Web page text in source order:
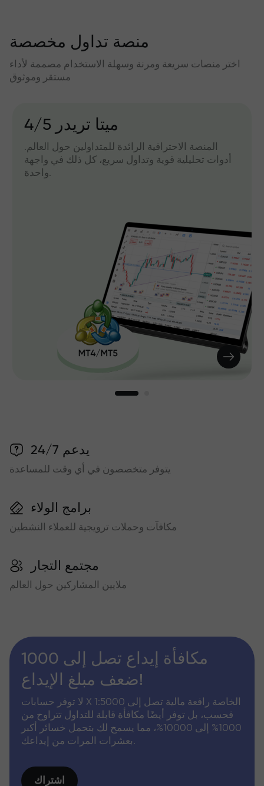
منصة تداول مخصصة
اختر منصات سريعة ومرنة وسهلة الاستخدام مصممة لأداء
مستقر وموثوق
میتا تریدر 4/5
المنصة الاحترافية الرائدة للمتداولين حول العالم.
أدوات تحليلية قوية وتداول سريع، كل ذلك في واجهة
واحدة.
يدعم 24/7
يتوفر متخصصون في أي وقت للمساعدة
برامج الولاء
مكافآت وحملات ترويجية للعملاء النشطين
مجتمع التجار
ملايين المشاركين حول العالم
مكافأة إيداع تصل إلى 1000
ضعف مبلغ الإيداع!
لا توفر حسابات X الخاصة رافعة مالية تصل إلى 1:5000
فحسب، بل توفر أيضًا مكافأة قابلة للتداول تتراوح من
1000% إلى 10000%، مما يسمح لك بتحمل خسائر أكبر
بعشرات المرات من إيداعك.
اشتراك